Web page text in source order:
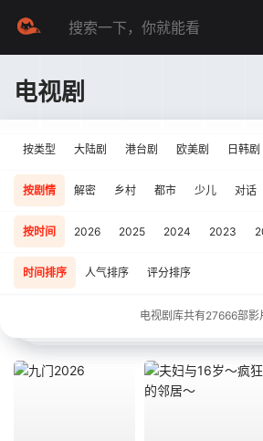
电视剧
按类型 大陆剧 港台剧 欧美剧 日韩剧
按剧情 解密 乡村 都市 少儿 对话
按时间 2026 2025 2024 2023
时间排序 人气排序 评分排序
电视剧库共有27666部影